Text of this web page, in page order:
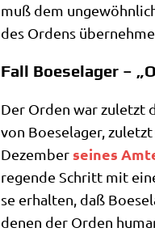
muß dem
des Ordens
Fall Boeselager –
Der Orden war zuletzt
von Boe­se­la­ger,
Dezem­ber sei­nes
re­gen­de Schritt mit
se erhal­ten, daß
denen der Orden